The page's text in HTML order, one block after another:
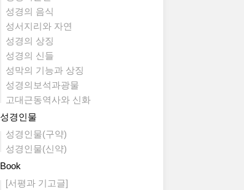
성경의 음식
성서지리와 자연
성경의 상징
성경의 신들
성막의 기능과 상징
성경의보석과광물
고대근동역사와 신화
성경인물
성경인물(구약)
성경인물(신약)
Book
[서평과 기고글]